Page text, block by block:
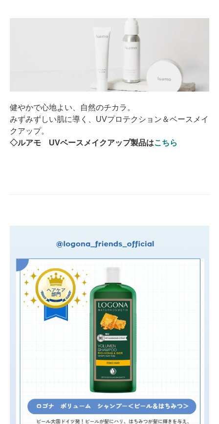
健やかで心地よい、自然のチカラ。
みずみずしい肌に導く、UVプロテクション＆ベースメイ
クアップ。
◇ルアモ UVベースメイクアップ製品はこちら